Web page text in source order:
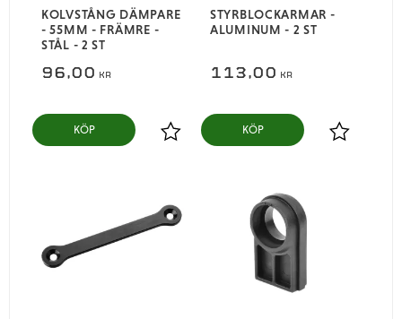
KOLVSTÅNG DÄMPARE
- 55MM - FRÄMRE -
STÅL - 2 ST
96,00 KR
Lägg till i favoriter
KÖP
STYRBLOCKARMAR -
ALUMINUM - 2 ST
113,00 KR
Lägg till i
KÖP